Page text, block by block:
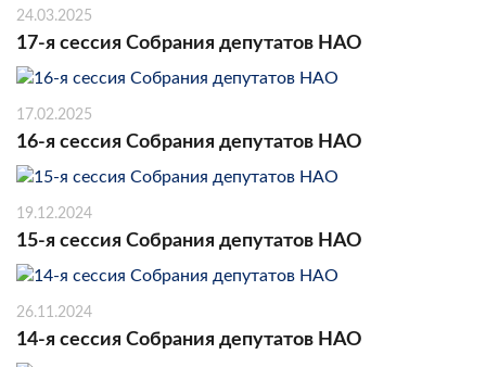
24.03.2025
17-я сессия Собрания депутатов НАО
17.02.2025
16-я сессия Собрания депутатов НАО
19.12.2024
15-я сессия Собрания депутатов НАО
26.11.2024
14-я сессия Собрания депутатов НАО